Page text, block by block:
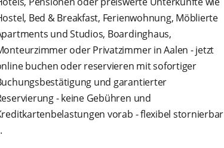
Bed & Breakfast, Ferienwohnung, Möblierte
und Studios, Boardinghaus,
oder Privatzimmer in Aalen - jetzt
buchen oder reservieren mit sofortiger
und garantierter
- keine Gebühren und
vorab - flexibel stornierbar